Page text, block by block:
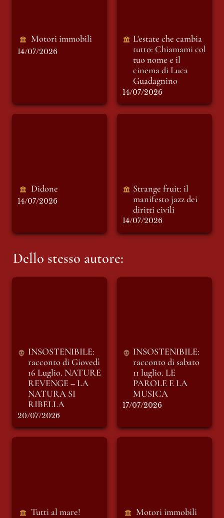
Motori immobili
14/07/2026
L'estate che cambia
tutto: Chiamami col
tuo nome e il
cinema di Luca
Guadagnino
14/07/2026
Didone
14/07/2026
Strange fruit: il
manifesto jazz dei
diritti civili
14/07/2026
Dello stesso autore:
INSOSTENIBILE:
INSOSTENIBILE:
racconto di Giovedì
16 Luglio. NATURE
REVENGE – LA
NATURA SI
RIBELLA
20/07/2026
INSOSTENIBILE:
INSOSTENIBILE:
racconto di sabato
11 luglio. LE
PAROLE E LA
MUSICA
17/07/2026
Tutti al mare! Motori immobili